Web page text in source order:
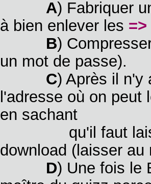
A) Fabriquer
à bien enlever les =>
B)
un mot de passe).
C) Après il n'y
l'adresse où on peut
en sachant
qu'il faut laisser
download (laisser
D) Une fois le